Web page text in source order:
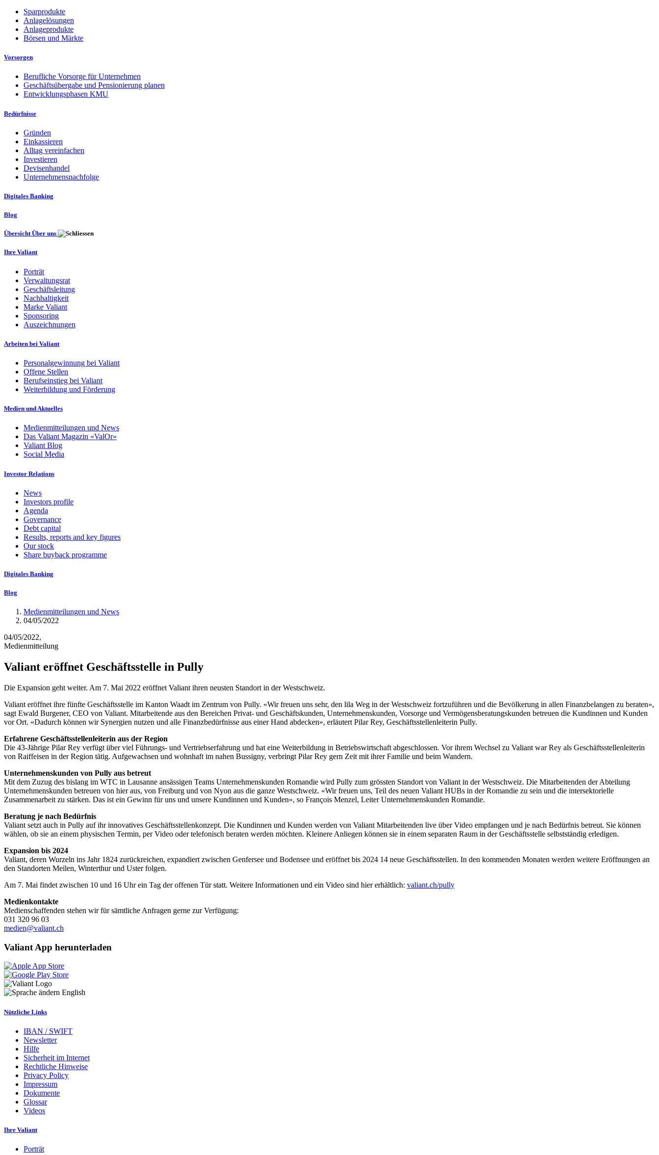
Sparprodukte
Anlagelösungen
Anlageprodukte
Börsen und Märkte
Vorsorgen
Berufliche Vorsorge für Unternehmen
Geschäftsübergabe und Pensionierung planen
Entwicklungsphasen KMU
Bedürfnisse
Gründen
Einkassieren
Alltag vereinfachen
Investieren
Devisenhandel
Unternehmensnachfolge
Digitales Banking
Blog
Übersicht Über uns
Ihre Valiant
Porträt
Verwaltungsrat
Geschäftsleitung
Nachhaltigkeit
Marke Valiant
Sponsoring
Auszeichnungen
Arbeiten bei Valiant
Personalgewinnung bei Valiant
Offene Stellen
Berufseinstieg bei Valiant
Weiterbildung und Förderung
Medien und Aktuelles
Medienmitteilungen und News
Das Valiant Magazin «ValOr»
Valiant Blog
Social Media
Investor Relations
News
Investors profile
Agenda
Governance
Debt capital
Results, reports and key figures
Our stock
Share buyback programme
Digitales Banking
Blog
Medienmitteilungen und News
04/05/2022
04/05/2022,
Medienmitteilung
Valiant eröffnet Geschäftsstelle in Pully
Die Expansion geht weiter. Am 7. Mai 2022 eröffnet Valiant ihren neusten Standort in der Westschweiz.
Valiant eröffnet ihre fünfte Geschäftsstelle im Kanton Waadt im Zentrum von Pully. «Wir freuen uns sehr, den lila Weg in der Westschweiz fortzuführen und die Bevölkerung in allen Finanzbelangen zu beraten»,
sagt Ewald Burgener, CEO von Valiant. Mitarbeitende aus den Bereichen Privat- und Geschäftskunden, Unternehmenskunden, Vorsorge und Vermögensberatungskunden betreuen die Kundinnen und Kunden
vor Ort. «Dadurch können wir Synergien nutzen und alle Finanzbedürfnisse aus einer Hand abdecken», erläutert Pilar Rey, Geschäftsstellenleiterin Pully.
Erfahrene Geschäftsstellenleiterin aus der Region
Die 43-Jährige Pilar Rey verfügt über viel Führungs- und Vertriebserfahrung und hat eine Weiterbildung in Betriebswirtschaft abgeschlossen. Vor ihrem Wechsel zu Valiant war Rey als Geschäftsstellenleiterin
von Raiffeisen in der Region tätig. Aufgewachsen und wohnhaft im nahen Bussigny, verbringt Pilar Rey gern Zeit mit ihrer Familie und beim Wandern.
Unternehmenskunden von Pully aus betreut
Mit dem Zuzug des bislang im WTC in Lausanne ansässigen Teams Unternehmenskunden Romandie wird Pully zum grössten Standort von Valiant in der Westschweiz. Die Mitarbeitenden der Abteilung
Unternehmenskunden betreuen von hier aus, von Freiburg und von Nyon aus die ganze Westschweiz. «Wir freuen uns, Teil des neuen Valiant HUBs in der Romandie zu sein und die intersektorielle
Zusammenarbeit zu stärken. Das ist ein Gewinn für uns und unsere Kundinnen und Kunden», so François Menzel, Leiter Unternehmenskunden Romandie.
Beratung je nach Bedürfnis
Valiant setzt auch in Pully auf ihr innovatives Geschäftsstellenkonzept. Die Kundinnen und Kunden werden von Valiant Mitarbeitenden live über Video empfangen und je nach Bedürfnis betreut. Sie können
wählen, ob sie an einem physischen Termin, per Video oder telefonisch beraten werden möchten. Kleinere Anliegen können sie in einem separaten Raum in der Geschäftsstelle selbstständig erledigen.
Expansion bis 2024
Valiant, deren Wurzeln ins Jahr 1824 zurückreichen, expandiert zwischen Genfersee und Bodensee und eröffnet bis 2024 14 neue Geschäftsstellen. In den kommenden Monaten werden weitere Eröffnungen an
den Standorten Meilen, Winterthur und Uster folgen.
Am 7. Mai findet zwischen 10 und 16 Uhr ein Tag der offenen Tür statt. Weitere Informationen und ein Video sind hier erhältlich: valiant.ch/pully
Medienkontakte
Medienschaffenden stehen wir für sämtliche Anfragen gerne zur Verfügung:
031 320 96 03
medien@valiant.ch
Valiant App herunterladen
English
Nützliche Links
IBAN / SWIFT
Newsletter
Hilfe
Sicherheit im Internet
Rechtliche Hinweise
Privacy Policy
Impressum
Dokumente
Glossar
Videos
Ihre Valiant
Porträt